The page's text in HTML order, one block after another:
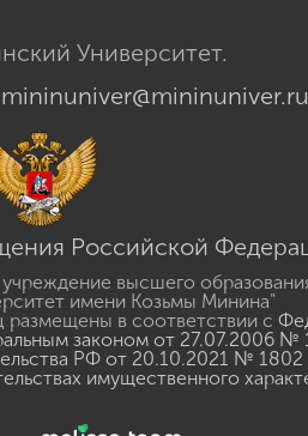
Университет.
mininuniver@mininuniver.ru
Российской
высшего
имени Козьмы Минина"
в соответствии с
законом от 27.07.2006 №
РФ от 20.10.2021 № 1802
имущественного